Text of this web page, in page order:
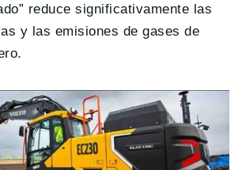
reduce significativamente las
y las emisiones de gases de